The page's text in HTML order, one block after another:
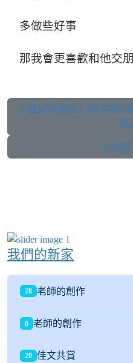
多做些好事
那我會更喜歡和他交
風兒的秘密 1-3阮仲楷<
第
小水滴
我們的新家
28 老師的創作
0 老師的創作
20 佳文共賞